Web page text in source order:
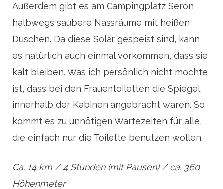
Außerdem gibt es am Campingplatz Serón
halbwegs saubere Nassräume mit heißen
Duschen. Da diese Solar gespeist sind, kann
es natürlich auch einmal vorkommen, dass sie
kalt bleiben. Was ich persönlich nicht mochte
ist, dass bei den Frauentoiletten die Spiegel
innerhalb der Kabinen angebracht waren. So
kommt es zu unnötigen Wartezeiten für alle,
die einfach nur die Toilette benutzen wollen.
Ca. 14 km / 4 Stunden (mit Pausen) / ca. 360
Höhenmeter